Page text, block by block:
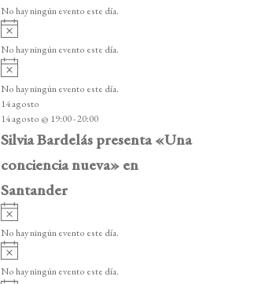
e
n
t
o
s
o
i
o
No hay ningún evento este día.
v
i
o
No hay ningún evento este día.
A
v
i
s
o
No hay ningún evento este día.
14 agosto
14 agosto @ 19:00-20:00
Silvia Bardelás presenta «Una
conciencia nueva» en
Santander
A
v
i
o
No hay ningún evento este día.
v
i
No hay ningún evento este día.